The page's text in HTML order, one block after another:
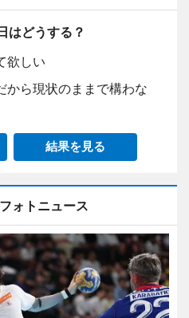
はどうする？
欲しい
から現状のままで構わな
結果を見る
ォトニュース